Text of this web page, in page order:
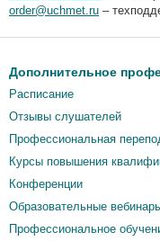
order@uchmet.ru –
Дополнительное
Расписание
Отзывы слушателей
Профессиональная
Курсы повышения
Конференции
Образовательные
Профессиональное